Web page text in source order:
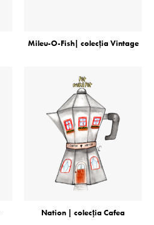
Mileu-O-Fish| colecţia Vintage
Nation | colecţia Cafea